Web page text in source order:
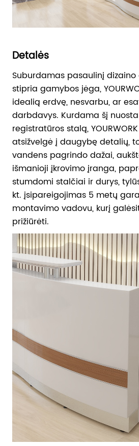
Detalės
Suburdamas pasaulinį
stipria gamybos jėga,
idealią erdvę, nesvarbu, ar
darbdavys. Kurdama šį
registratūros stalą,
atsižvelgė į daugybę detalių,
vandens pagrindo dažai,
išmanioji įkrovimo įranga,
stumdomi stalčiai ir durys,
kt. įsipareigojimas 5 metų
montavimo vadovu, kurį
prižiūrėti.